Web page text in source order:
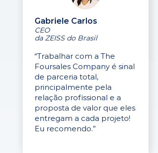
Gabriele Carlos
CEO
da ZEISS do Brasil
“Trabalhar com a The
Foursales Company é sinal
de parceria total,
principalmente pela
relação profissional e a
proposta de valor que eles
entregam a cada projeto!
Eu recomendo.”